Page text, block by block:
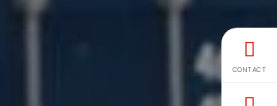
CONTACT